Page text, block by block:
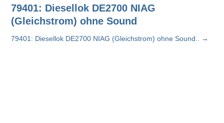
79401: Diesellok DE2700 NIAG
(Gleichstrom) ohne Sound
79401: Diesellok DE2700 NIAG (Gleichstrom) ohne Sound.. →